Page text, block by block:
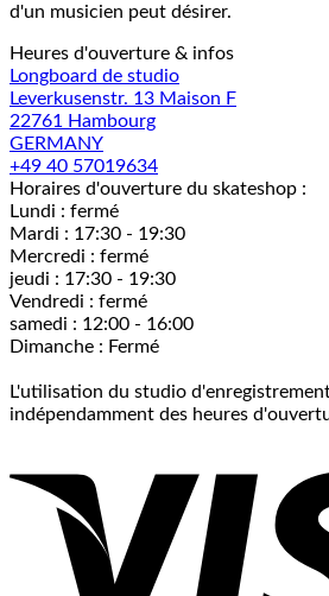
d'un musicien peut désirer.
Heures d'ouverture & infos
Longboard de studio
Leverkusenstr. 13 Maison F
22761 Hambourg
GERMANY
+49 40 57019634
Horaires d'ouverture du skateshop :
Lundi : fermé
Mardi : 17:30 - 19:30
Mercredi : fermé
jeudi : 17:30 - 19:30
Vendredi : fermé
samedi : 12:00 - 16:00
Dimanche : Fermé
L'utilisation du studio
indépendamment des heures